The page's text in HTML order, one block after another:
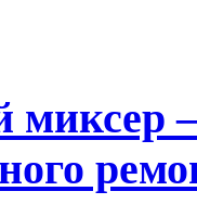
миксер